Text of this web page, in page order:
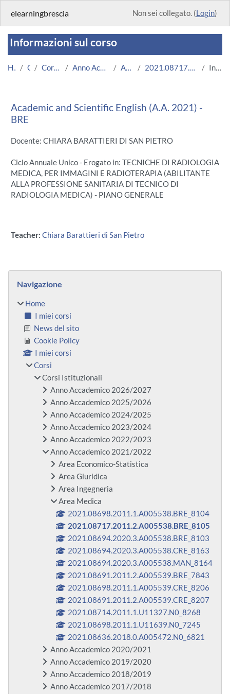
elearningbrescia Non sei collegato. (Login)
Informazioni sul corso
Home Corsi Corsi Istituzionali Anno Accademico 2021/2022 Area Medica 2021.08717.2011.2.A005538.BRE_8105 Introduzione
Academic and Scientific English (A.A. 2021) -
BRE
Docente: CHIARA BARATTIERI DI SAN PIETRO
Ciclo Annuale Unico - Erogato in: TECNICHE DI RADIOLOGIA
MEDICA, PER IMMAGINI E RADIOTERAPIA (ABILITANTE
ALLA PROFESSIONE SANITARIA DI TECNICO DI
RADIOLOGIA MEDICA) - PIANO GENERALE
Teacher: Chiara Barattieri di San Pietro
Blocchi
Navigazione
Home
I miei corsi
News del sito
Cookie Policy
I miei corsi
Corsi
Corsi Istituzionali
Anno Accademico 2026/2027
Anno Accademico 2025/2026
Anno Accademico 2024/2025
Anno Accademico 2023/2024
Anno Accademico 2022/2023
Anno Accademico 2021/2022
Area Economico-Statistica
Area Giuridica
Area Ingegneria
Area Medica
2021.08698.2011.1.A005538.BRE_8104
2021.08717.2011.2.A005538.BRE_8105
2021.08694.2020.3.A005538.BRE_8103
2021.08694.2020.3.A005538.CRE_8163
2021.08694.2020.3.A005538.MAN_8164
2021.08691.2011.2.A005539.BRE_7843
2021.08698.2011.1.A005539.CRE_8206
2021.08691.2011.2.A005539.CRE_8207
2021.08714.2011.1.U11327.N0_8268
2021.08698.2011.1.U11639.N0_7245
2021.08636.2018.0.A005472.N0_6821
Anno Accademico 2020/2021
Anno Accademico 2019/2020
Anno Accademico 2018/2019
Anno Accademico 2017/2018